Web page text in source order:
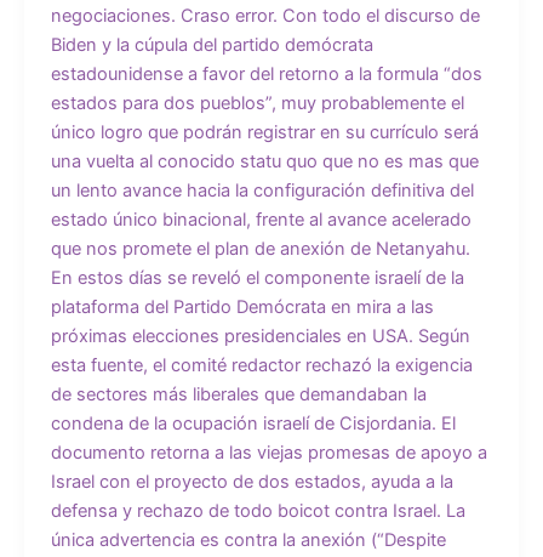
negociaciones. Craso error. Con todo el discurso de
Biden y la cúpula del partido demócrata
estadounidense a favor del retorno a la formula “dos
estados para dos pueblos”, muy probablemente el
único logro que podrán registrar en su currículo será
una vuelta al conocido statu quo que no es mas que
un lento avance hacia la configuración definitiva del
estado único binacional, frente al avance acelerado
que nos promete el plan de anexión de Netanyahu.
En estos días se reveló el componente israelí de la
plataforma del Partido Demócrata en mira a las
próximas elecciones presidenciales en USA. Según
esta fuente, el comité redactor rechazó la exigencia
de sectores más liberales que demandaban la
condena de la ocupación israelí de Cisjordania. El
documento retorna a las viejas promesas de apoyo a
Israel con el proyecto de dos estados, ayuda a la
defensa y rechazo de todo boicot contra Israel. La
única advertencia es contra la anexión (“Despite